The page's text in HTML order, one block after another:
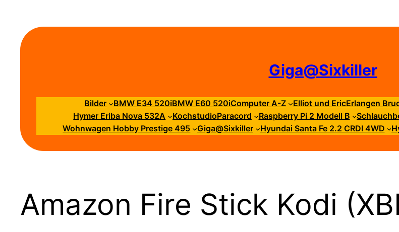
springen
Giga@Sixkiller
Bilder BMW E34 520iBMW E60 520iComputer A-Z Elliot und EricErlangen
Hymer Eriba Nova 532A
KochstudioParacord Raspberry Pi 2 Modell B
Wohnwagen Hobby Prestige 495
Giga@Sixkiller Hyundai Santa Fe 2.2 CRDI 4WD
Amazon Fire Stick Kodi